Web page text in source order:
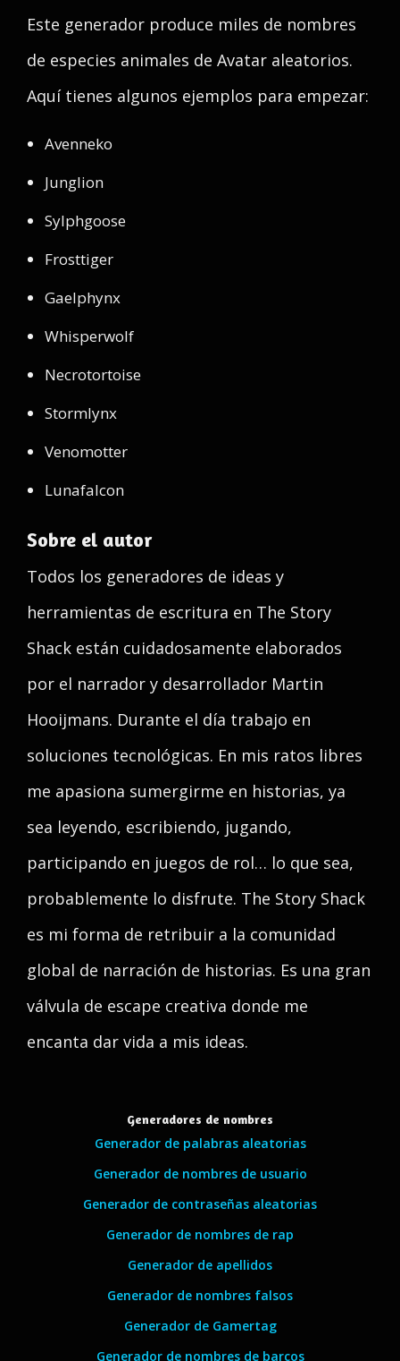
Este generador produce miles de nombres
de especies animales de Avatar aleatorios.
Aquí tienes algunos ejemplos para empezar:
Avenneko
Junglion
Sylphgoose
Frosttiger
Gaelphynx
Whisperwolf
Necrotortoise
Stormlynx
Venomotter
Lunafalcon
Sobre el autor
Todos los generadores de ideas y
herramientas de escritura en The Story
Shack están cuidadosamente elaborados
por el narrador y desarrollador Martin
Hooijmans. Durante el día trabajo en
soluciones tecnológicas. En mis ratos libres
me apasiona sumergirme en historias, ya
sea leyendo, escribiendo, jugando,
participando en juegos de rol… lo que sea,
probablemente lo disfrute. The Story Shack
es mi forma de retribuir a la comunidad
global de narración de historias. Es una gran
válvula de escape creativa donde me
encanta dar vida a mis ideas.
Generadores de nombres
Generador de palabras aleatorias
Generador de nombres de usuario
Generador de contraseñas aleatorias
Generador de nombres de rap
Generador de apellidos
Generador de nombres falsos
Generador de Gamertag
Generador de nombres de barcos